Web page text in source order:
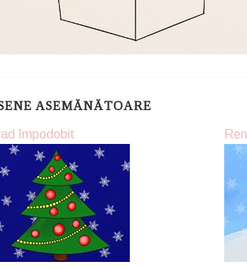
ASEMĂNĂTOARE
împodobit Ren